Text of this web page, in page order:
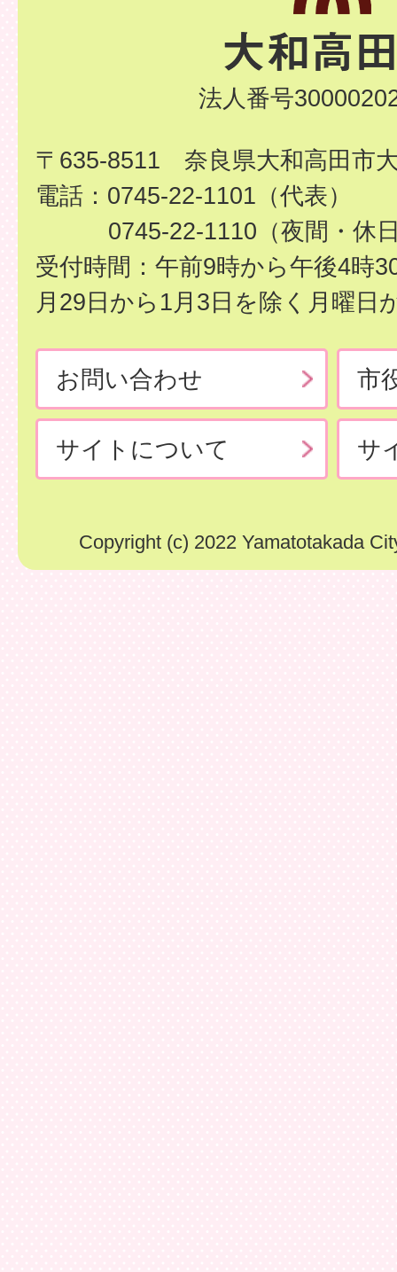
法人番号
〒635-8511 奈良県大和高田市
電話：0745-22-1101（代表）
0745-22-1110（夜間・休
受付時間：午前9時から午後4時
月29日から1月3日を除く月曜日
お問い合わせ 市
サイトについて サ
Copyright (c) 2022 Yamatotakada